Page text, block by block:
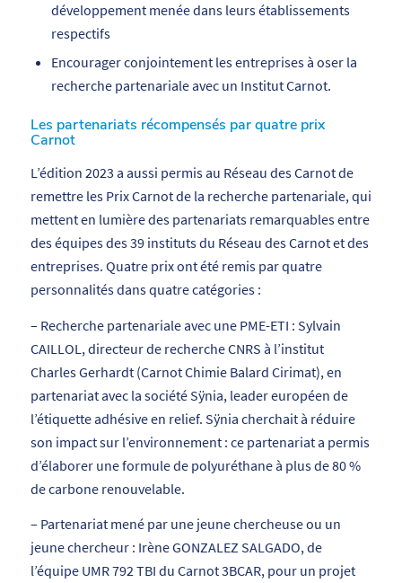
développement menée dans leurs établissements
respectifs
Encourager conjointement les entreprises à oser la
recherche partenariale avec un Institut Carnot.
Les partenariats récompensés par quatre prix
Carnot
L’édition 2023 a aussi permis au Réseau des Carnot de
remettre les Prix Carnot de la recherche partenariale, qui
mettent en lumière des partenariats remarquables entre
des équipes des 39 instituts du Réseau des Carnot et des
entreprises. Quatre prix ont été remis par quatre
personnalités dans quatre catégories :
– Recherche partenariale avec une PME-ETI : Sylvain
CAILLOL, directeur de recherche CNRS à l’institut
Charles Gerhardt (Carnot Chimie Balard Cirimat), en
partenariat avec la société Sÿnia, leader européen de
l’étiquette adhésive en relief. Sÿnia cherchait à réduire
son impact sur l’environnement : ce partenariat a permis
d’élaborer une formule de polyuréthane à plus de 80 %
de carbone renouvelable.
– Partenariat mené par une jeune chercheuse ou un
jeune chercheur : Irène GONZALEZ SALGADO, de
l’équipe UMR 792 TBI du Carnot 3BCAR, pour un projet